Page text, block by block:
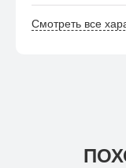
Смотреть все